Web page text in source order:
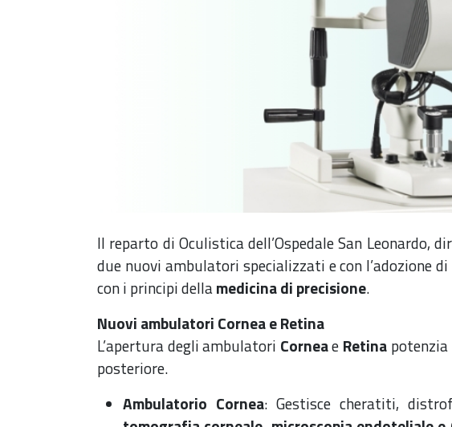
Il reparto di Oculistica dell’Ospedale San Leonardo,
due nuovi ambulatori specializzati e con l’adozione
con i principi dellamedicina di precisione.
Nuovi ambulatori Cornea e Retina
L’apertura degli ambulatori Corneae Retina
posteriore.
Ambulatorio Cornea: Gestisce cheratiti,